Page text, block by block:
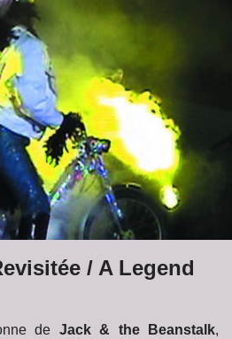
/ A Legend
de Jack & the Beanstalk,